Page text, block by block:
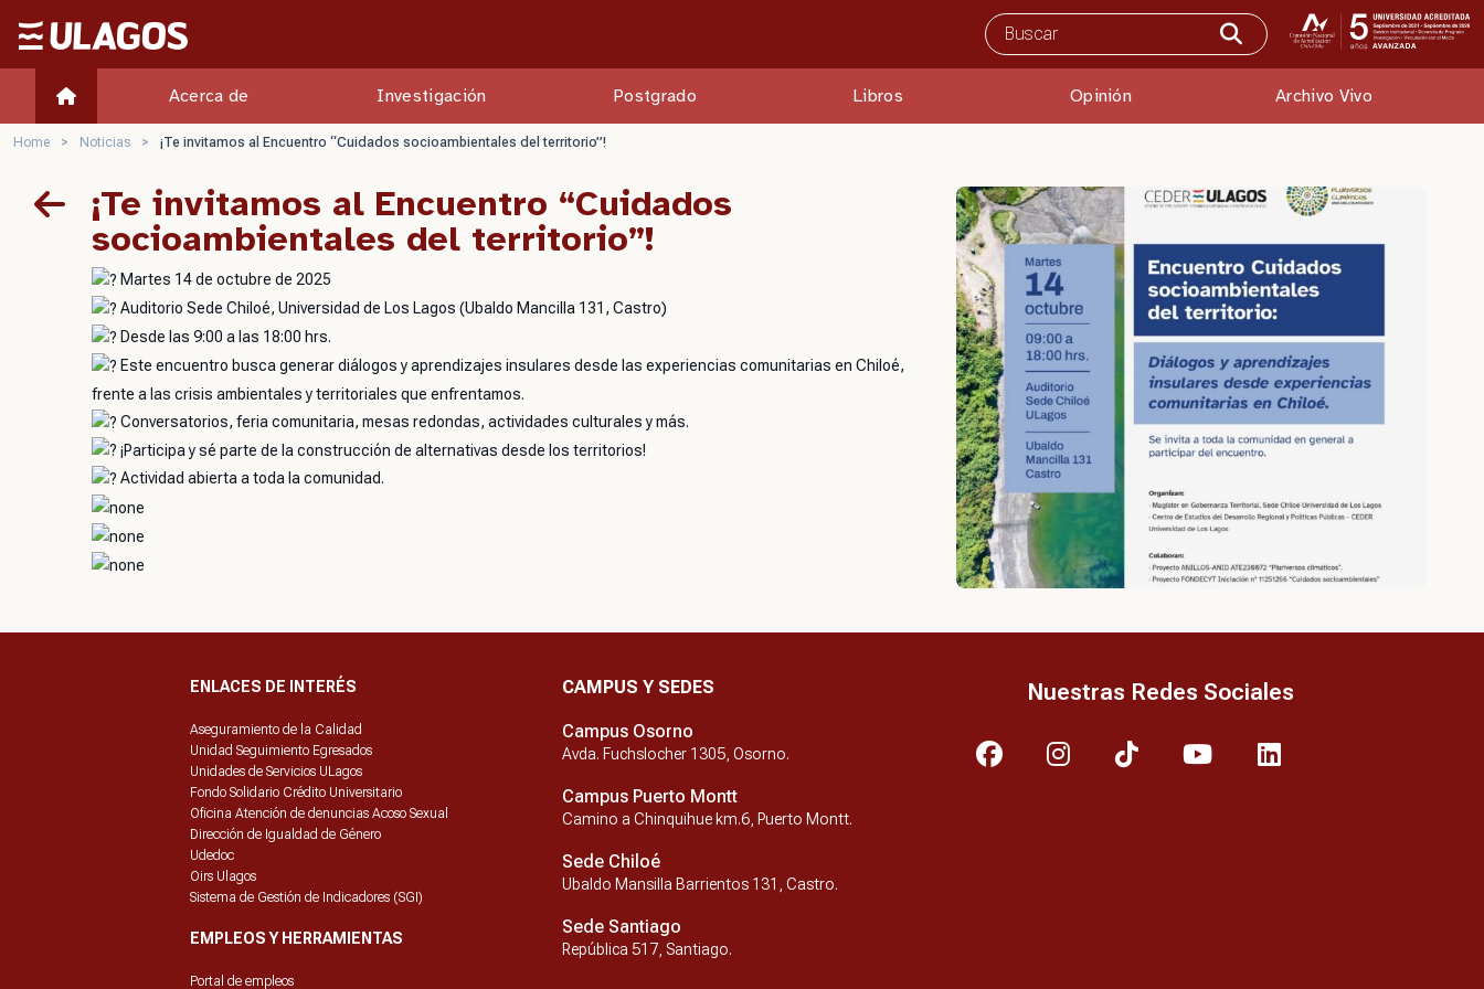
Ulagos Template
Acerca de Investigación Postgrado Libros Opinión Archivo Vivo
Home > Noticias > ¡Te invitamos al Encuentro “Cuidados socioambientales del territorio”!
¡Te invitamos al Encuentro “Cuidados
socioambientales del territorio”!
Martes 14 de octubre de 2025
Auditorio Sede Chiloé, Universidad de Los Lagos (Ubaldo Mancilla 131, Castro)
Desde las 9:00 a las 18:00 hrs.
Este encuentro busca generar diálogos y aprendizajes insulares desde las experiencias comunitarias en Chiloé,
frente a las crisis ambientales y territoriales que enfrentamos.
Conversatorios, feria comunitaria, mesas redondas, actividades culturales y más.
¡Participa y sé parte de la construcción de alternativas desde los territorios!
Actividad abierta a toda la comunidad.
ENLACES DE INTERÉS
Aseguramiento de la Calidad
Unidad Seguimiento Egresados
Unidades de Servicios ULagos
Fondo Solidario Crédito Universitario
Oficina Atención de denuncias Acoso Sexual
Dirección de Igualdad de Género
Udedoc
Oirs Ulagos
Sistema de Gestión de Indicadores (SGI)
EMPLEOS Y HERRAMIENTAS
Portal de empleos
CAMPUS Y SEDES
Campus Osorno
Avda. Fuchslocher 1305, Osorno.
Campus Puerto Montt
Camino a Chinquihue km.6, Puerto Montt.
Sede Chiloé
Ubaldo Mansilla Barrientos 131, Castro.
Sede Santiago
República 517, Santiago.
Nuestras Redes Sociales